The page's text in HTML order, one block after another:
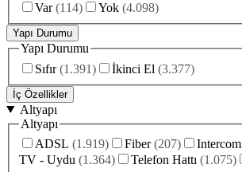
Var (114) Yok (4.098)
Yapı Durumu
Yapı Durumu
Sıfır (1.391) İkinci El (3.377)
İç Özellikler
Altyapı
Altyapı
ADSL (1.919) Fiber (207) Intercom
TV - Uydu (1.364) Telefon Hattı (1.075)